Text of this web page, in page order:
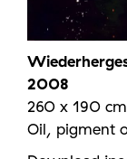
2008
260 x 190
Oil, pigment